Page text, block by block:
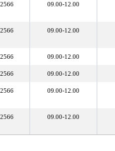
09.00-12.00
09.00-12.00
09.00-12.00
09.00-12.00
09.00-12.00
09.00-12.00